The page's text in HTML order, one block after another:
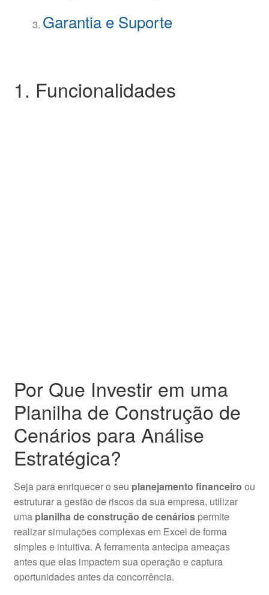
Garantia e Suporte
1. Funcionalidades
Por Que Investir em uma
Planilha de Construção de
Cenários para Análise
Estratégica?
Seja para enriquecer o seu planejamento financeiro ou
estruturar a gestão de riscos da sua empresa, utilizar
uma planilha de construção de cenáriospermite
realizar simulações complexas em Excel de forma
simples e intuitiva. A ferramenta antecipa ameaças
antes que elas impactem sua operação e captura
oportunidades antes da concorrência.